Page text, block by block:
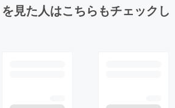
見た人はこちらもチェックし